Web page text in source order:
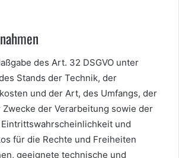
des Art. 32 DSGVO unter
Stands der Technik, der
und der Art, des Umfangs, der
Zwecke der Verarbeitung sowie der
und
für die Rechte und Freiheiten
geeignete technische und